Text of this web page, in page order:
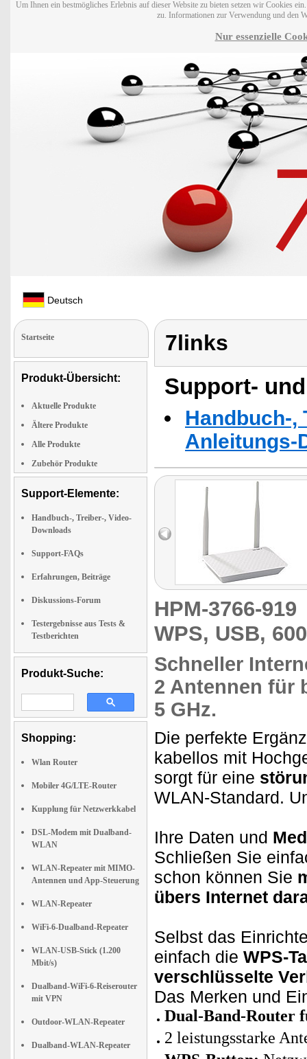
Um Ihnen ein bestmögliches Erlebnis auf dieser Website zu bieten setzen wir Cookies
zu. Informationen zur Verwendung und den
Nur essenzielle
Deutsch
Startseite
Produkt-Übersicht:
Aktuelle Produkte
Ältere Produkte
Alle Produkte
Zubehör Produkte
Support-Elemente:
Handbuch-, Treiber-, Video-
Downloads
Support-FAQs
Erfahrungen, Beiträge
Diskussions-Forum
Testergebnisse aus Tests &
Testberichten
Produkt-Suche:
Shopping:
Wlan Router
Mobiler 4G/LTE-Router
Kupplung für Netzwerkkabel
DSL-Modem mit Dualband-
WLAN
WLAN-Repeater mit MIMO-
Antennen und App-Steuerung
WLAN-Repeater
WiFi-6-Dualband-Repeater
WLAN-USB-Stick (1.200
Mbit/s)
Dualband-WiFi-6-Reiserouter
mit VPN
Outdoor-WLAN-Repeater
Dualband-WLAN-Repeater
7links
Support-
Handbuch-,
Anleitungs-
HPM-3766-
WPS, USB,
Schneller
2 Antennen für
5 GHz.
Die perfekte
kabellos mit
sorgt für eine
WLAN-Standard.
Ihre Daten und
Schließen Sie
schon können Sie
übers Internet
Selbst das
einfach die WPS-
verschlüsselte
Das Merken und
Dual-Band-Router
2 leistungsstarke